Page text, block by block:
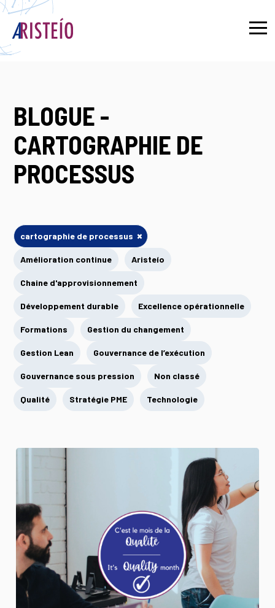
BLOGUE -
CARTOGRAPHIE DE
PROCESSUS
cartographie de processus ×
Amélioration continue Aristeío
Chaine d'approvisionnement
Développement durable Excellence opérationnelle
Formations Gestion du changement
Gestion Lean Gouvernance de l’exécution
Gouvernance sous pression Non classé
Qualité Stratégie PME Technologie